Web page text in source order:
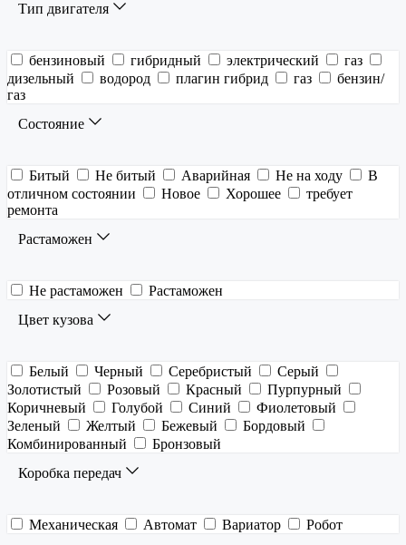
Тип двигателя
бензиновый гибридный электрический
газ
дизельный
водород плагин гибрид газ
бензин/
газ
Состояние
Битый Не битый Аварийная Не на ходу
В
отличном состоянии
Новое Хорошее
требует
ремонта
Растаможен
Не растаможен
Растаможен
Цвет кузова
Белый Черный Серебристый
Серый
Золотистый
Розовый Красный
Пурпурный
Коричневый
Голубой Синий
Фиолетовый
Зеленый
Желтый Бежевый
Бордовый
Комбинированный
Бронзовый
Коробка передач
Механическая Автомат Вариатор
Робот